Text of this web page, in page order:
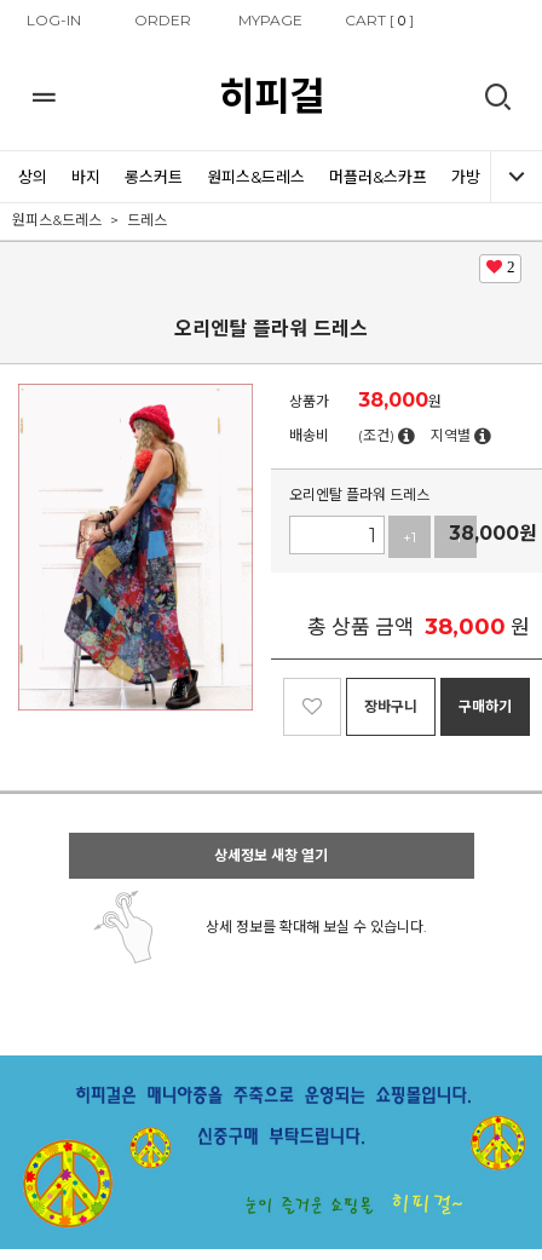
LOG-IN ORDER MYPAGE CART [0 ]
히피걸
상의 바지 롱스커트 원피스&드레스 머플러&스카프 가방 신발
원피스&드레스 드레스
2
오리엔탈 플라워 드레스
상품가 38,000원
배송비
(조건) 지역별
오리엔탈 플라워 드레스
+1 -1
38,000원
총 상품 금액 38,000 원
장바구니 구매하기
상세정보 새창 열기
상세 정보를 확대해 보실 수 있습니다.